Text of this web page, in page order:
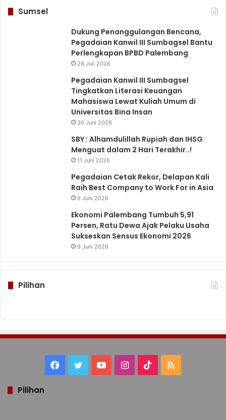
Sumsel
Dukung Penanggulangan Bencana,
Pegadaian Kanwil III Sumbagsel Bantu
Perlengkapan BPBD Palembang
28 Juli 2026
Pegadaian Kanwil III Sumbagsel
Tingkatkan Literasi Keuangan
Mahasiswa Lewat Kuliah Umum di
Universitas Bina Insan
30 Juni 2026
SBY : Alhamdulillah Rupiah dan IHSG
Menguat dalam 2 Hari Terakhir..!
11 Juni 2026
Pegadaian Cetak Rekor, Delapan Kali
Raih Best Company to Work For in Asia
9 Juni 2026
Ekonomi Palembang Tumbuh 5,91
Persen, Ratu Dewa Ajak Pelaku Usaha
Sukseskan Sensus Ekonomi 2026
9 Juni 2026
Pilihan
Facebook
TwitterYouTubeInstagram
TikTokRSS
Pilihan